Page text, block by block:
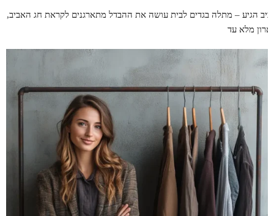
הגיע – מתלה בגדים לבית עושה את ההבדל מתארגנים לקראת חג האביב,
מלא עד